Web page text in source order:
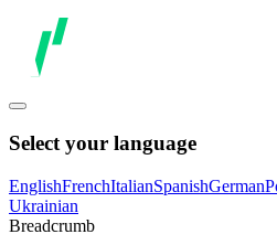
Select your language
EnglishFrenchItalianSpanishGerman
Ukrainian
Breadcrumb